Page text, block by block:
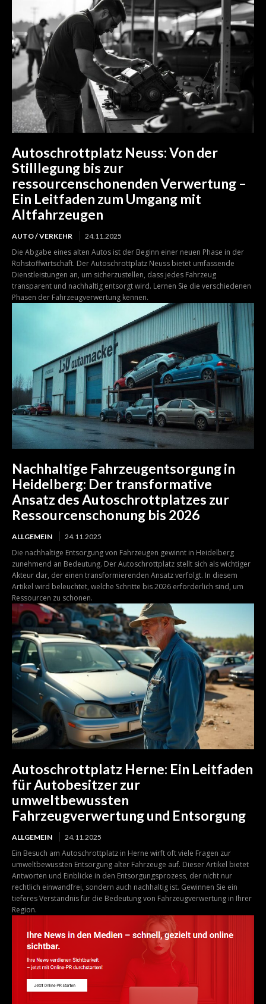
Autoschrottplatz Neuss: Von der
Stilllegung bis zur
ressourcenschonenden Verwertung –
Ein Leitfaden zum Umgang mit
Altfahrzeugen
AUTO / VERKEHR 24.11.2025
Die Abgabe eines alten Autos ist der Beginn einer neuen Phase in der
Rohstoffwirtschaft. Der Autoschrottplatz Neuss bietet umfassende
Dienstleistungen an, um sicherzustellen, dass jedes Fahrzeug
transparent und nachhaltig entsorgt wird. Lernen Sie die verschiedenen
Phasen der Fahrzeugverwertung kennen.
Nachhaltige Fahrzeugentsorgung in
Heidelberg: Der transformative
Ansatz des Autoschrottplatzes zur
Ressourcenschonung bis 2026
ALLGEMEIN 24.11.2025
Die nachhaltige Entsorgung von Fahrzeugen gewinnt in Heidelberg
zunehmend an Bedeutung. Der Autoschrottplatz stellt sich als wichtiger
Akteur dar, der einen transformierenden Ansatz verfolgt. In diesem
Artikel wird beleuchtet, welche Schritte bis 2026 erforderlich sind, um
Ressourcen zu schonen.
Autoschrottplatz Herne: Ein Leitfaden
für Autobesitzer zur
umweltbewussten
Fahrzeugverwertung und Entsorgung
ALLGEMEIN 24.11.2025
Ein Besuch am Autoschrottplatz in Herne wirft oft viele Fragen zur
umweltbewussten Entsorgung alter Fahrzeuge auf. Dieser Artikel bietet
Antworten und Einblicke in den Entsorgungsprozess, der nicht nur
rechtlich einwandfrei, sondern auch nachhaltig ist. Gewinnen Sie ein
tieferes Verständnis für die Bedeutung von Fahrzeugverwertung in Ihrer
Region.